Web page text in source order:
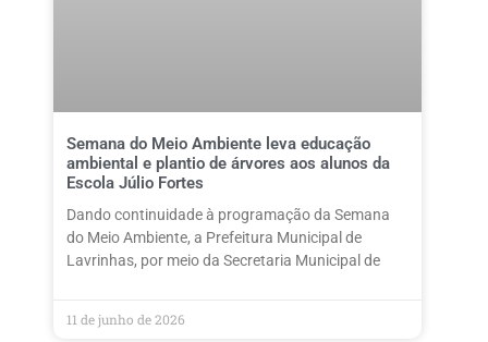
Semana do Meio Ambiente leva educação
ambiental e plantio de árvores aos alunos da
Escola Júlio Fortes
Dando continuidade à programação da Semana
do Meio Ambiente, a Prefeitura Municipal de
Lavrinhas, por meio da Secretaria Municipal de
11 de junho de 2026